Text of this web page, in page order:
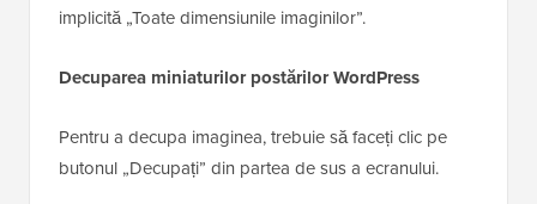
implicită „Toate dimensiunile imaginilor”.
Decuparea miniaturilor postărilor WordPress
Pentru a decupa imaginea, trebuie să faceți clic pe
butonul „Decupați” din partea de sus a ecranului.